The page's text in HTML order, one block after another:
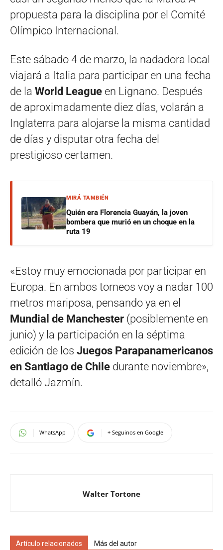
propuesta para la disciplina por el Comité
Olímpico Internacional.
Este sábado 4 de marzo, la nadadora local
viajará a Italia para participar en una fecha
de la World League en Lignano. Después
de aproximadamente diez días, volarán a
Inglaterra para alojarse la misma cantidad
de días y disputar otra fecha del
prestigioso certamen.
MIRÁ TAMBIÉN
Quién era Florencia Guayán, la joven
bombera que murió en un choque en la
ruta 19
«Estoy muy emocionada por participar en
Europa. En ambos torneos voy a nadar 100
metros mariposa, pensando ya en el
Mundial de Manchester (posiblemente en
junio) y la participación en la séptima
edición de los Juegos Parapanamericanos
en Santiago de Chile durante noviembre»,
detalló Jazmín.
WhatsApp + Seguinos en Google
Walter Tortone
Artículo relacionados Más del autor